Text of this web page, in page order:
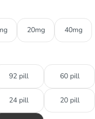
20mg 40mg
92 pill 60 pill
24 pill 20 pill